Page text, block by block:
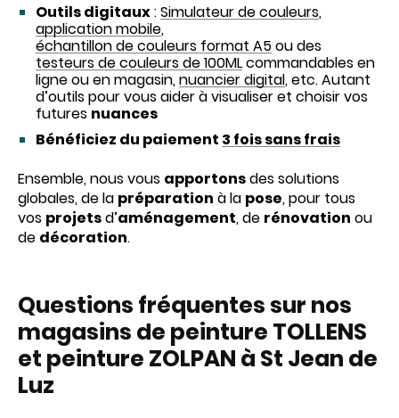
Outils digitaux:Simulateur de couleurs,
application mobile,
échantillon de couleurs format A5ou des
testeurs de couleurs de 100MLcommandables en
ligne ou en magasin,nuancier digital, etc. Autant
d’outils pour vous aider à visualiser et choisir vos
futures nuances
Bénéficiez du paiement 3 fois sans frais
Ensemble, nous vous apportonsdes solutions
globales, de la préparation à la pose, pour tous
vos projetsd’aménagement, de rénovation ou
de décoration.
Questions fréquentes sur nos
magasins de peinture TOLLENS
et peinture ZOLPAN à St Jean de
Luz